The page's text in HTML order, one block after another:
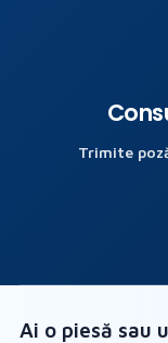
Trimite
Ai o piesă sau